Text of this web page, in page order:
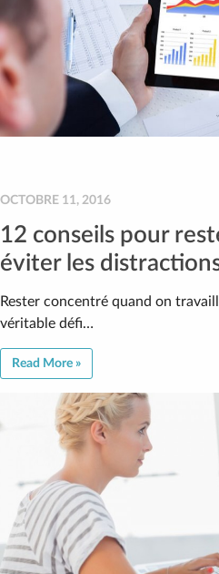
OCTOBRE 11, 2016
12 conseils pour
éviter les
Rester concentré quand on
véritable défi…
Read More »